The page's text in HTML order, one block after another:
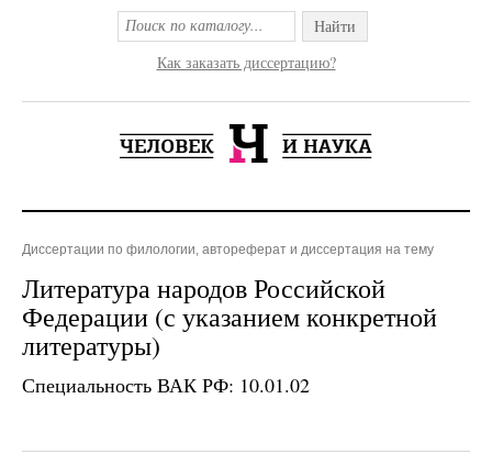
Найти
Как заказать диссертацию?
Диссертации по филологии, автореферат и диссертация на тему
Литература народов Российской
Федерации (с указанием конкретной
литературы)
Специальность ВАК РФ: 10.01.02